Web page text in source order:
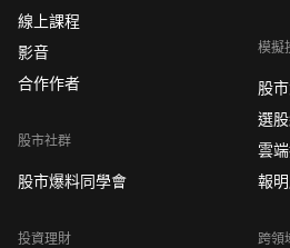
線上課程
影音
合作作者
股市社群
股市爆料同學會
投資理財
模擬
股
選
雲
報
跨領